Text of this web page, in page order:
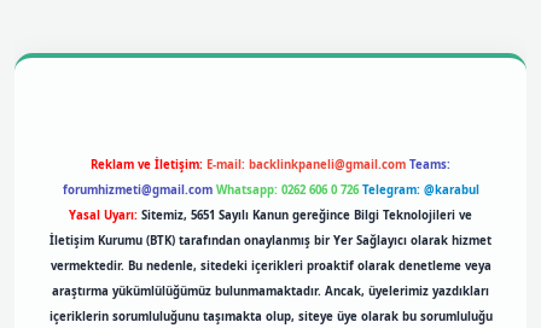
Reklam ve İletişim: E-mail: backlinkpaneli@gmail.com Teams:
forumhizmeti@gmail.com Whatsapp: 0262 606 0 726 Telegram: @karabul
Yasal Uyarı: Sitemiz, 5651 Sayılı Kanun gereğince Bilgi Teknolojileri ve
İletişim Kurumu (BTK) tarafından onaylanmış bir Yer Sağlayıcı olarak hizmet
vermektedir. Bu nedenle, sitedeki içerikleri proaktif olarak denetleme veya
araştırma yükümlülüğümüz bulunmamaktadır. Ancak, üyelerimiz yazdıkları
içeriklerin sorumluluğunu taşımakta olup, siteye üye olarak bu sorumluluğu